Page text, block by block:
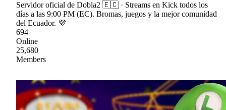
Servidor oficial de Dobla2 🇪🇨 · Streams en Kick todos los
días a las 9:00 PM (EC). Bromas, juegos y la mejor comunidad
del Ecuador. 💜
694
Online
25,680
Members